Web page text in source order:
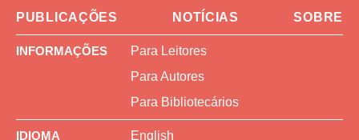
PUBLICAÇÕES NOTÍCIAS SOBRE
INFORMAÇÕES
Para Leitores
Para Autores
Para Bibliotecários
IDIOMA English